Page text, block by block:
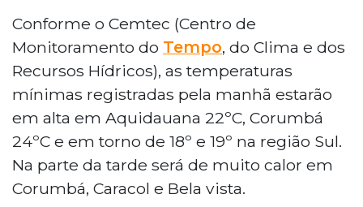
Conforme o Cemtec (Centro de
Monitoramento do Tempo, do Clima e dos
Recursos Hídricos), as temperaturas
mínimas registradas pela manhã estarão
em alta em Aquidauana 22ºC, Corumbá
24ºC e em torno de 18º e 19º na região Sul.
Na parte da tarde será de muito calor em
Corumbá, Caracol e Bela vista.